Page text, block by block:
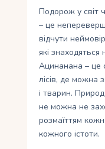
Подорож у світ
– це
відчути
які
Ацинанана – це
лісів, де можна
і тварин.
не можна не
розмаїттям
кожного істоти.